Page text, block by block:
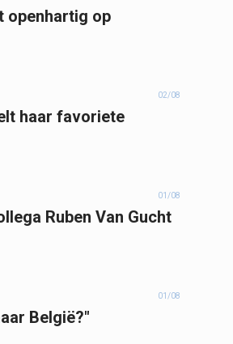
openhartig op
02/08
haar favoriete
01/08
Ruben Van Gucht
01/08
België?"